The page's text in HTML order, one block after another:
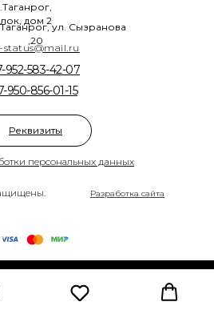
персональных данных
950-856-01-15
952-583-42-07
дом 2
ул. Сызранова
,20
Разработка сайта
status@mail.ru
Реквизиты
Tilda